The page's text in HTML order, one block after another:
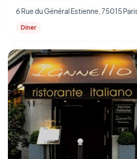
6 Rue du Général Estienne, 75015
Diner